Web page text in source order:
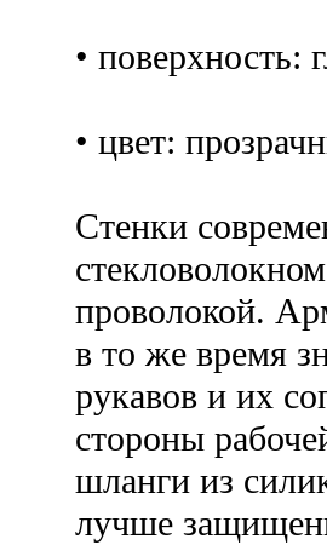
• поверхность:
• цвет:
Стенки
проволокой.
в то же время
рукавов и их
стороны
шланги из
лучше